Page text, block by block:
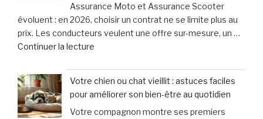
que
15
minutes
fréquentes
à
éviter
Assurance Moto et Assurance Scooter
évoluent : en 2026, choisir un contrat ne se limite plus au
prix. Les conducteurs veulent une offre sur-mesure, un …
Continuer la lecture
Moto
et
Scooter
:
Votre chien ou chat vieillit : astuces faciles
pour améliorer son bien-être au quotidien
Votre compagnon montre ses premiers